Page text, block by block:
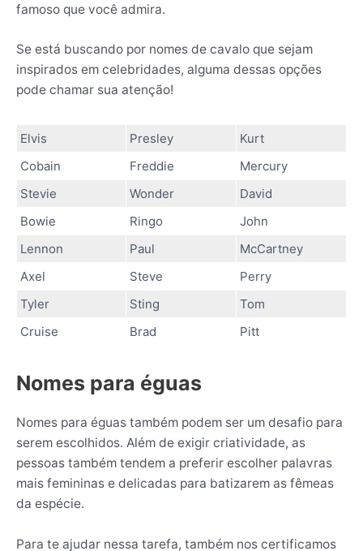
famoso que você admira.
Se está buscando por nomes de cavalo que sejam
inspirados em celebridades, alguma dessas opções
pode chamar sua atenção!
Elvis Presley
Kurt
Cobain
Freddie
Mercury
Stevie
Wonder
David
Bowie
Ringo
John
Lennon
Paul
McCartney
Axel
Steve
Perry
Tyler
Sting
Tom
Cruise
Brad Pitt
Nomes para éguas
Nomes para éguas também podem ser um desafio para
serem escolhidos. Além de exigir criatividade, as
pessoas também tendem a preferir escolher palavras
mais femininas e delicadas para batizarem as fêmeas
da espécie.
Para te ajudar nessa tarefa, também nos certificamos